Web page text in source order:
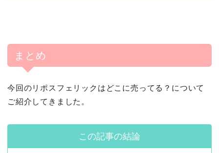
まとめ
今回のリポスフェリックはどこに売ってる？について
ご紹介してきました。
この記事の結論